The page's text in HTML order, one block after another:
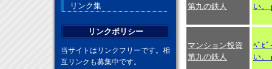
第九の鉄人
い。
マンション投資
第九の鉄人
ﾍﾞﾋ
い。
リンク集
リンクポリシー
当サイトはリンクフリーです。相
互リンクも募集中です。